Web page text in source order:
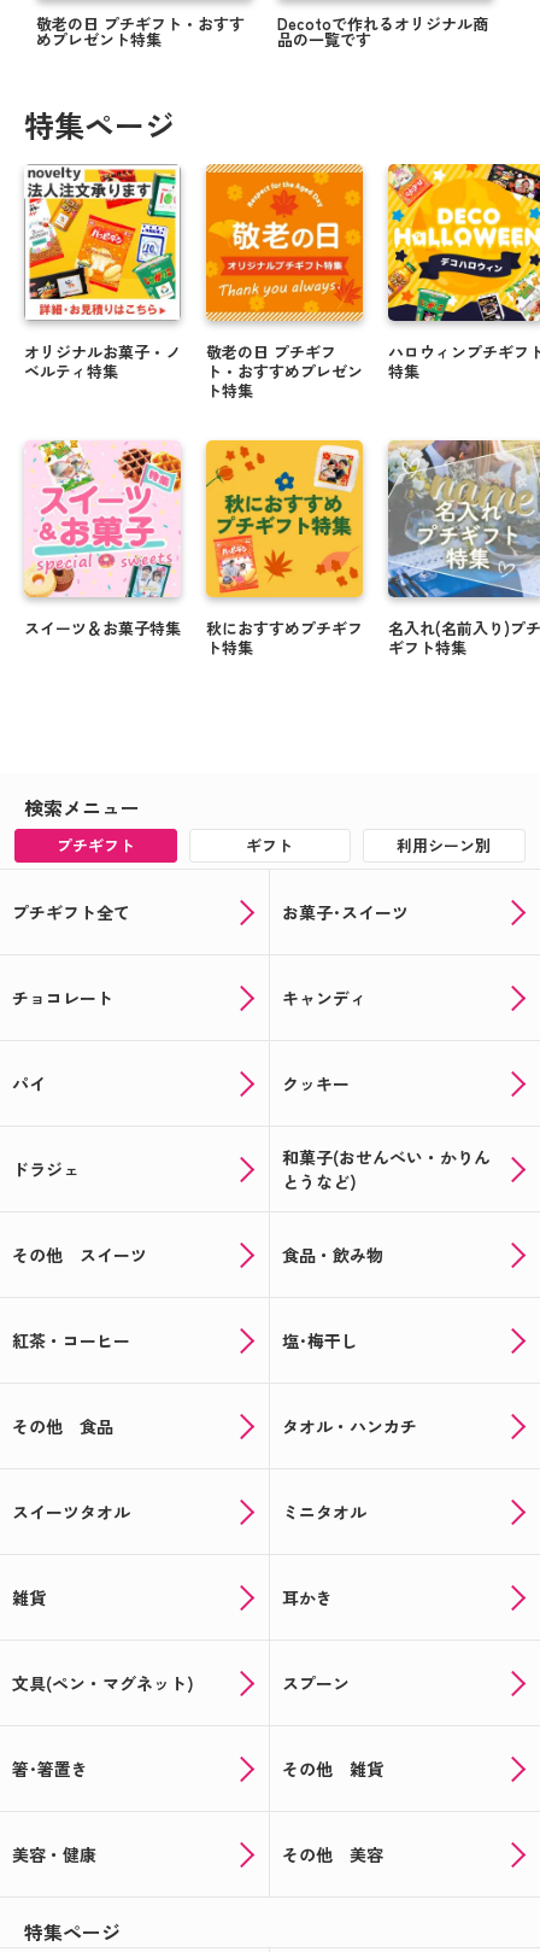
敬老の日 プチギフト・おすす
めプレゼント特集
Decotoで作れるオリジナル商
品の一覧です
特集ページ
オリジナルお菓子・ノ
ベルティ特集
スイーツ＆お菓子特集
敬老の日 プチギフ
ト・おすすめプレゼン
ト特集
秋におすすめプチギフ
ト特集
ハロウィンプチギフ
特集
名入れ(名前入り)プチ
ギフト特集
検索メニュー
プチギフト ギフト 利用シーン別
プチギフト全て お菓子･スイーツ
チョコレート キャンディ
パイ クッキー
ドラジェ
和菓子(おせんべい・かりん
とうなど)
その他 スイーツ 食品・飲み物
紅茶・コーヒー 塩･梅干し
その他 食品 タオル・ハンカチ
スイーツタオル ミニタオル
雑貨 耳かき
文具(ペン・マグネット) スプーン
箸･箸置き その他 雑貨
美容・健康 その他 美容
特集ページ